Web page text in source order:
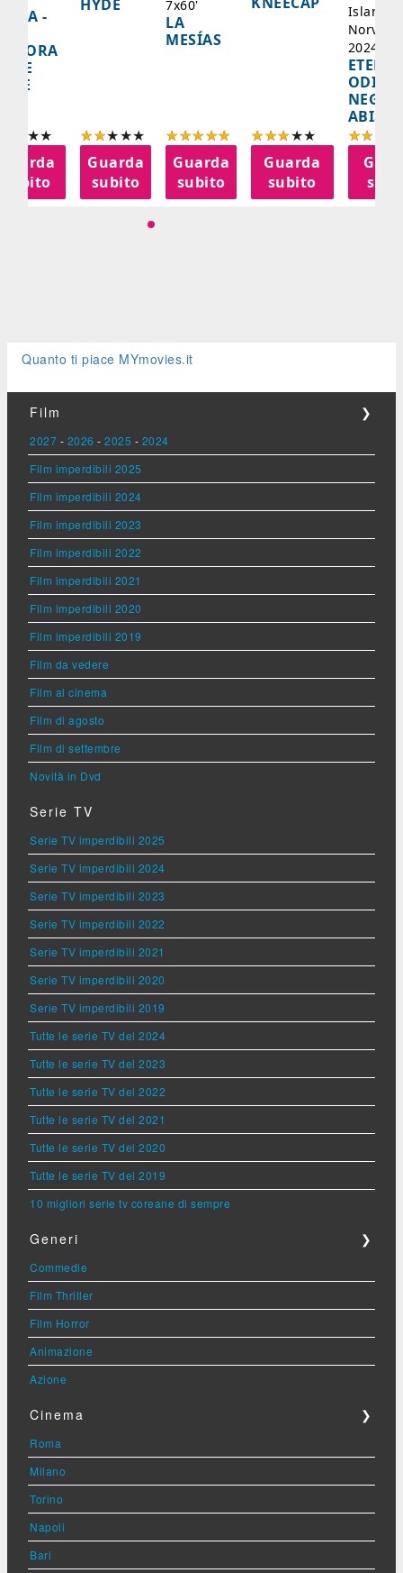
-
subito
HYDE
Guarda
subito
7x60'
LA
MESÍAS
Guarda
subito
Guarda
subito
Islanda,
2024,
NEGLI
ABISSI
Quanto ti piace MYmovies.it
Film ❯
2027 - 2026 - 2025 - 2024
Film imperdibili 2025
Film imperdibili 2024
Film imperdibili 2023
Film imperdibili 2022
Film imperdibili 2021
Film imperdibili 2020
Film imperdibili 2019
Film da vedere
Film al cinema
Film di agosto
Film di settembre
Novità in Dvd
Serie TV
Serie TV imperdibili 2025
Serie TV imperdibili 2024
Serie TV imperdibili 2023
Serie TV imperdibili 2022
Serie TV imperdibili 2021
Serie TV imperdibili 2020
Serie TV imperdibili 2019
Tutte le serie TV del 2024
Tutte le serie TV del 2023
Tutte le serie TV del 2022
Tutte le serie TV del 2021
Tutte le serie TV del 2020
Tutte le serie TV del 2019
10 migliori serie tv coreane di sempre
Generi ❯
Commedie
Film Thriller
Film Horror
Animazione
Azione
Cinema ❯
Roma
Milano
Torino
Napoli
Bari